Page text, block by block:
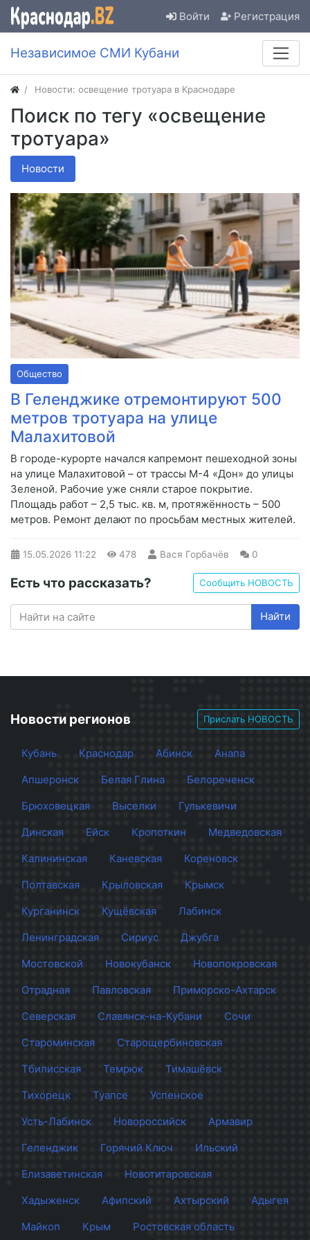
Войти Регистрация
Независимое СМИ Кубани
Новости: освещение тротуара в Краснодаре
Поиск по тегу «освещение
тротуара»
Новости
Общество
В Геленджике отремонтируют 500
метров тротуара на улице
Малахитовой
В городе-курорте начался капремонт пешеходной зоны
на улице Малахитовой – от трассы М-4 «Дон» до улицы
Зеленой. Рабочие уже сняли старое покрытие.
Площадь работ – 2,5 тыс. кв. м, протяжённость – 500
метров. Ремонт делают по просьбам местных жителей.
15.05.2026 11:22 478 Вася Горбачёв 0
Есть что рассказать? Сообщить НОВОСТЬ
Найти
Новости регионов Прислать НОВОСТЬ
Кубань Краснодар Абинск
Анапа
Апшеронск
Белая Глина
Белореченск
Брюховецкая
Выселки
Гулькевичи
Динская
Ейск Кропоткин
Медведовская
Калининская
Каневская
Кореновск
Полтавская
Крыловская
Крымск
Курганинск
Кущёвская
Лабинск
Ленинградская
Сириус
Джубга
Мостовской
Новокубанск
Новопокровская
Отрадная
Павловская
Приморско-Ахтарск
Северская
Славянск-на-Кубани
Сочи
Староминская
Старощербиновская
Тбилисская
Темрюк
Тимашёвск
Тихорецк
Туапсе
Успенское
Усть-Лабинск
Новороссийск
Армавир
Геленджик
Горячий Ключ
Ильский
Елизаветинская
Новотитаровская
Хадыженск
Афипский Ахтырский
Адыгея
Майкоп
Крым Ростовская область